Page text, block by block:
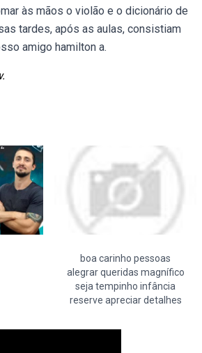
às mãos o violão e o dicionário de
tardes, após as aulas, consistiam
amigo hamilton a.
boa carinho pessoas
alegrar queridas magnífico
seja tempinho infância
reserve apreciar detalhes